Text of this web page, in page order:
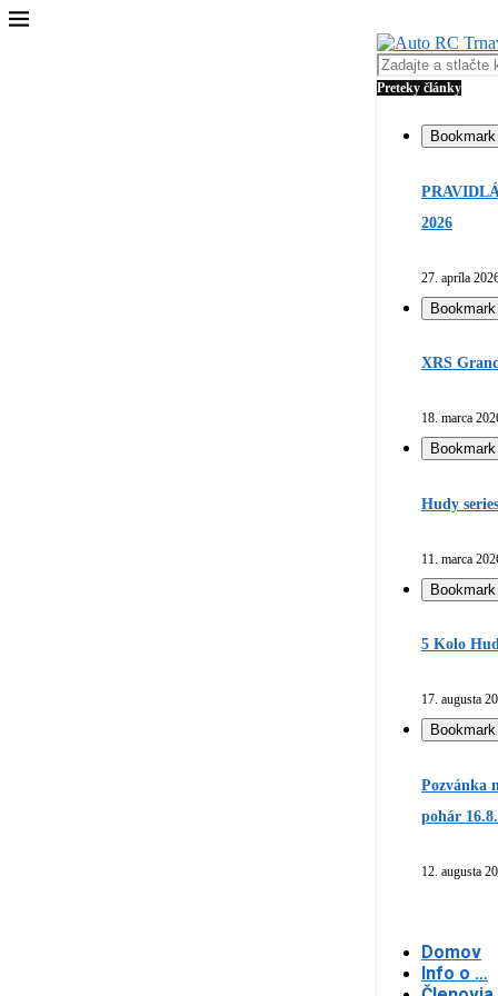
Preteky články
Bookmark
2026
27. apríla
Bookmark
XRS
18. marca
Bookmark
Hudy
11. marca
Bookmark
5 Kolo
17. augusta
Bookmark
Pozvánka
pohár
12. augusta
Domov
Info o …